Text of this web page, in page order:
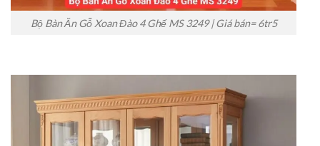
Bộ Bàn Ăn Gỗ Xoan Đào 4 Ghế MS 3249 | Giá bán= 6tr5